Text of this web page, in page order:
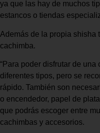
ya que las hay de muchos
estancos o tiendas
Además de la propia shisha
cachimba.
“Para poder disfrutar de
diferentes tipos, pero se
rápido. También son
o encendedor, papel de
que podrás escoger entre
cachimbas y accesorios.